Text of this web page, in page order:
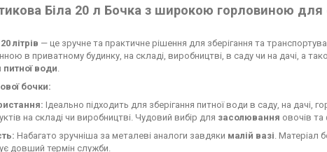
Біла 20 л Бочка з широкою горловиною для
літрів — це зручне та практичне рішення для зберігання та
в приватному будинку, на складі, виробництві, в саду чи на дачі, а
води
бочки:
Ідеально підходить для зберігання питної води в саду, на дачі,
на складі чи виробництві. Чудовий вибір для засолювання овочів та
Набагато зручніша за металеві аналоги завдяки малій вазі . Матеріал
довший термін служби.